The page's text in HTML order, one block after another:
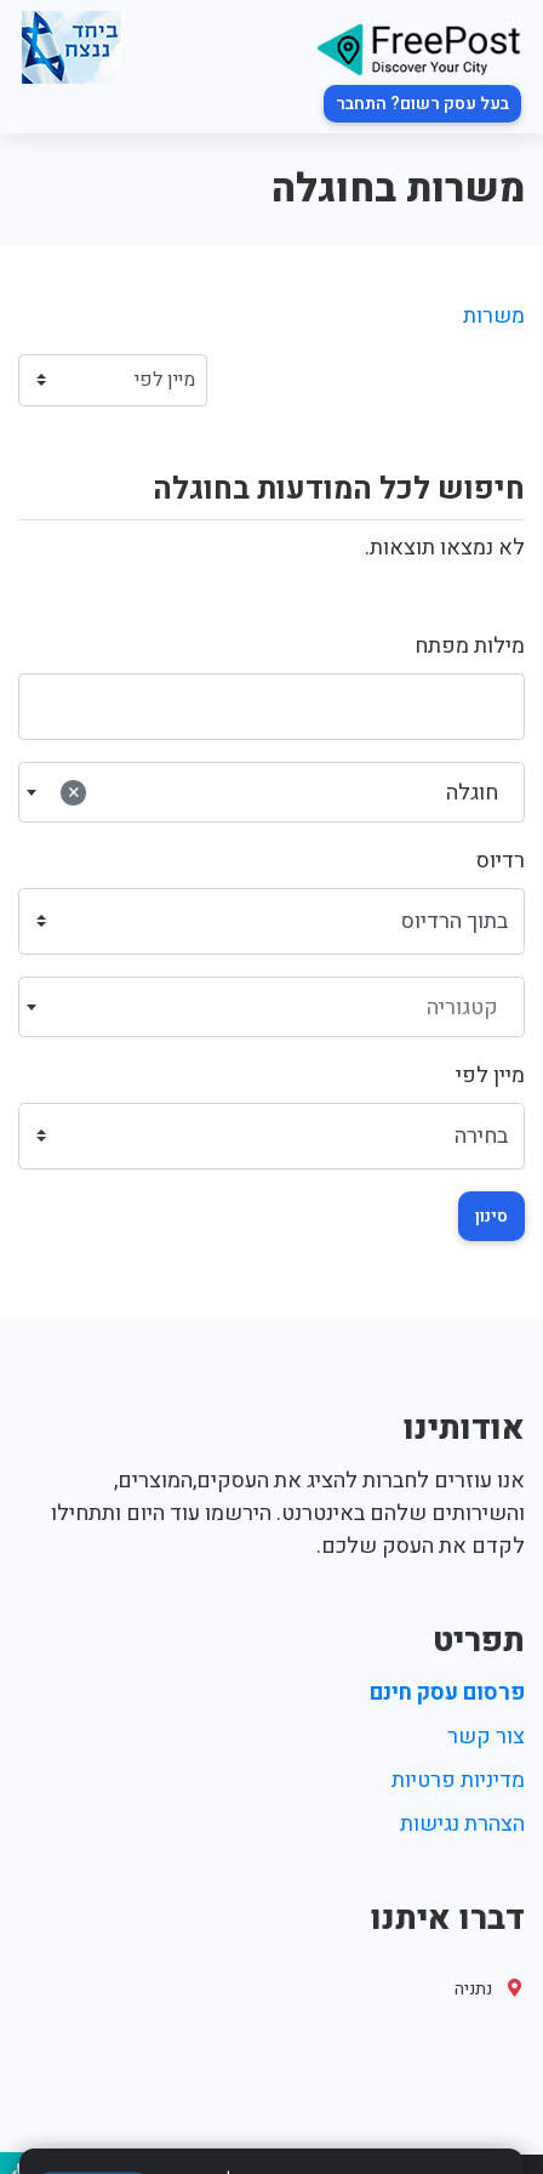
בעל עסק רשום? התחבר
משרות בחוגלה
מילות מפתח
× חוגלה
רדיוס
קטגוריה
מיין לפי
סינון
משרות
חיפוש לכל המודעות בחוגלה
לא נמצאו תוצאות.
אודותינו
אנו עוזרים לחברות להציג את העסקים,המוצרים,
והשירותים שלהם באינטרנט. הירשמו עוד היום ותתחילו
לקדם את העסק שלכם.
תפריט
פרסום עסק חינם
צור קשר
מדיניות פרטיות
הצהרת נגישות
דברו איתנו
נתניה